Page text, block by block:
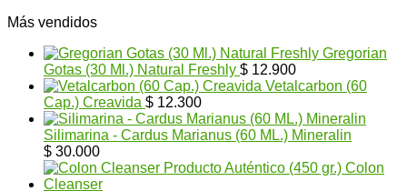
Más vendidos
Gregorian
Gotas (30 Ml.) Natural Freshly $ 12.900
Vetalcarbon (60
Cap.) Creavida $ 12.300
Silimarina - Cardus Marianus (60 ML.) Mineralin
$ 30.000